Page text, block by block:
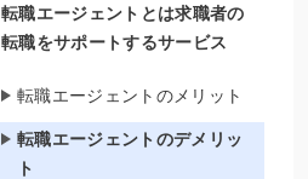
転職エージェントとは求職者の
転職をサポートするサービス
転職エージェントのメリット
転職エージェントのデメリッ
ト